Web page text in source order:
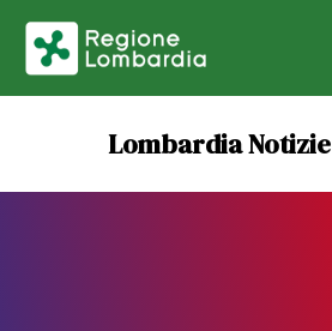
Lombardia Notizie